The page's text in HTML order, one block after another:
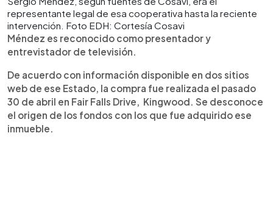
representante legal de esa cooperativa hasta la reciente
intervención. Foto EDH: Cortesía Cosavi
Méndez es reconocido como presentador y
entrevistador de televisión.
De acuerdo con información disponible en dos sitios
web de ese Estado, la compra fue realizada el pasado
30 de abril en Fair Falls Drive, Kingwood. Se desconoce
el origen de los fondos con los que fue adquirido ese
inmueble.